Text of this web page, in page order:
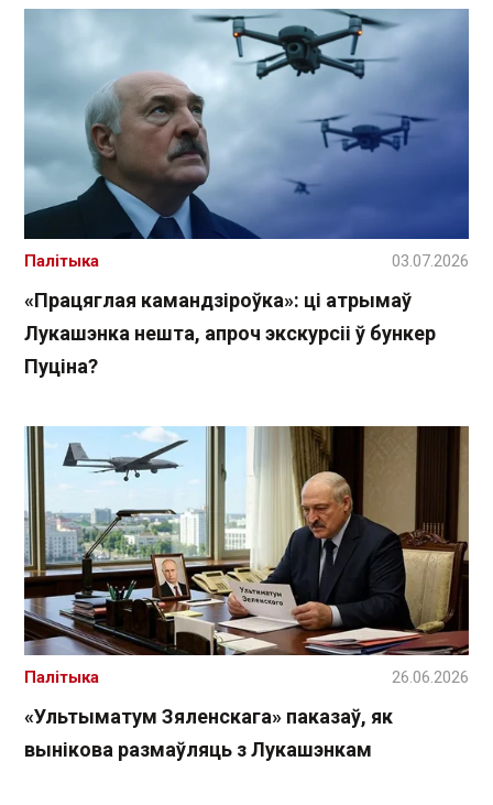
«Працяглая камандзіроўка»: ці атрымаў
Лукашэнка нешта, апроч экскурсіі ў бункер
Пуціна?
Палітыка 03.07.2026
«Ультыматум Зяленскага» паказаў, як
вынікова размаўляць з Лукашэнкам
Палітыка 26.06.2026